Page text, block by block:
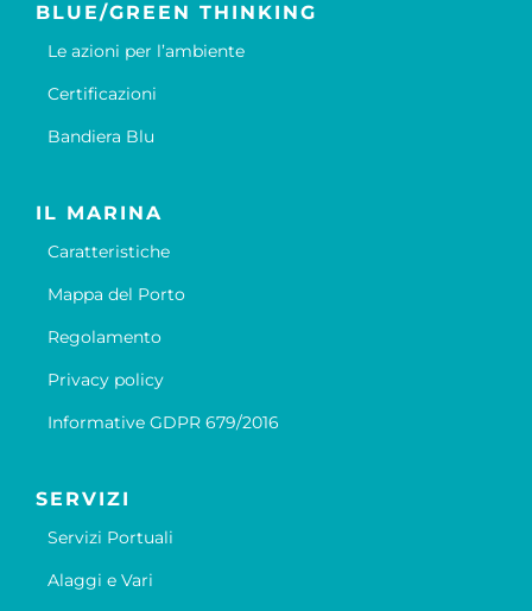
BLUE/GREEN THINKING
Le azioni per l’ambiente
Certificazioni
Bandiera Blu
IL MARINA
Caratteristiche
Mappa del Porto
Regolamento
Privacy policy
Informative GDPR 679/2016
SERVIZI
Servizi Portuali
Alaggi e Vari